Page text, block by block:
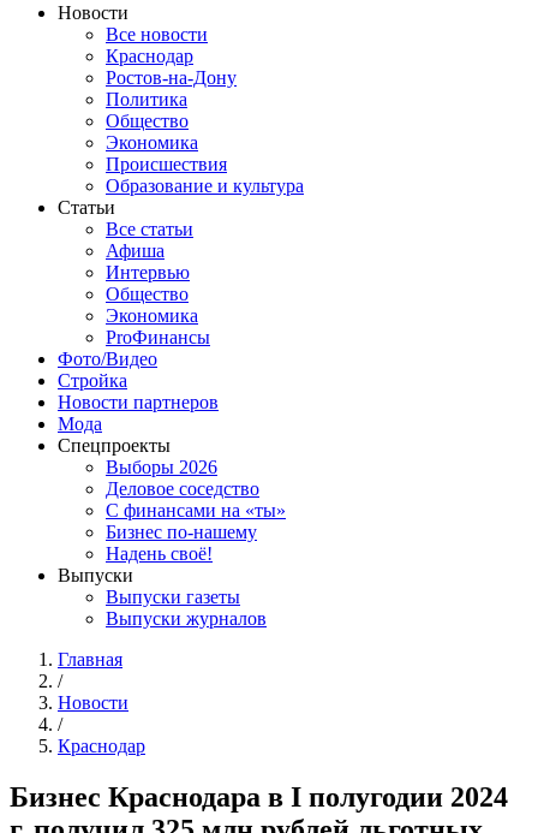
Новости
Все новости
Краснодар
Ростов-на-Дону
Политика
Общество
Экономика
Происшествия
Образование и культура
Статьи
Все статьи
Афиша
Интервью
Общество
Экономика
ProФинансы
Фото/Видео
Стройка
Новости партнеров
Мода
Спецпроекты
Выборы 2026
Деловое соседство
С финансами на «ты»
Бизнес по-нашему
Надень своё!
Выпуски
Выпуски газеты
Выпуски журналов
Главная
/
Новости
/
Краснодар
Бизнес Краснодара в I полугодии 2024